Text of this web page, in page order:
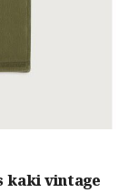
kaki vintage